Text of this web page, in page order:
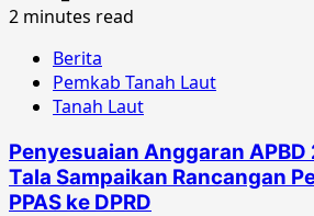
2 minutes read
Berita
Pemkab Tanah Laut
Tanah Laut
Penyesuaian Anggaran APBD
Tala Sampaikan Rancangan
PPAS ke DPRD